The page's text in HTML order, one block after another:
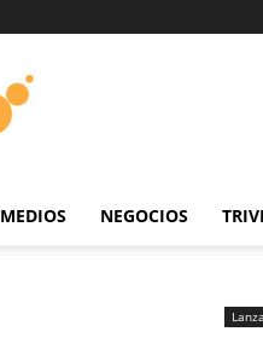
MEDIOS NEGOCIOS